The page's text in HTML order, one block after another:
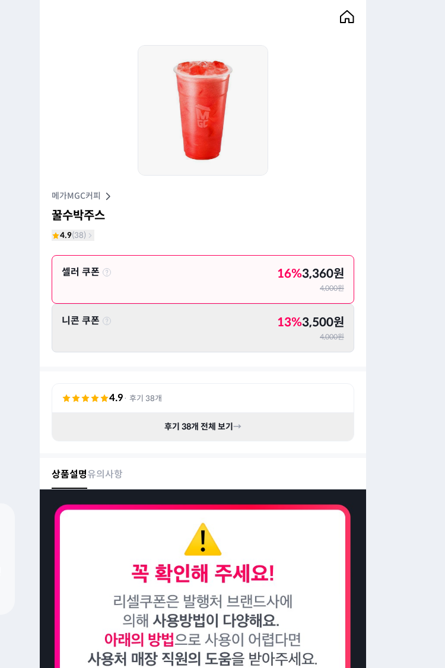
메가MGC커피
꿀수박주스
4.9(38)
셀러 쿠폰 16%3,360원
4,000원
니콘 쿠폰 13%3,500원
4,000원
4.9· 후기 38개
후기 38개 전체 보기→
상품설명유의사항